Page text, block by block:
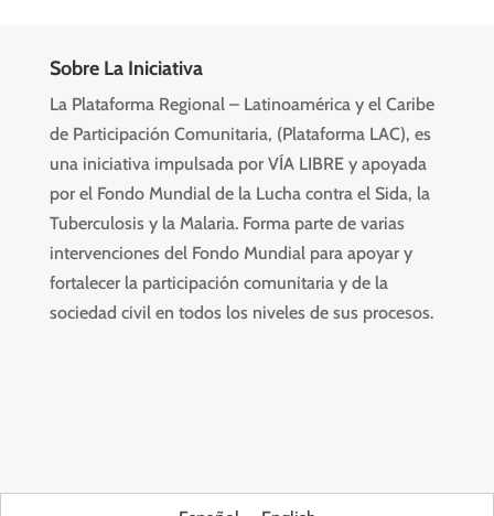
Sobre La Iniciativa
La Plataforma Regional – Latinoamérica y el Caribe
de Participación Comunitaria, (Plataforma LAC), es
una iniciativa impulsada por VÍA LIBRE y apoyada
por el Fondo Mundial de la Lucha contra el Sida, la
Tuberculosis y la Malaria. Forma parte de varias
intervenciones del Fondo Mundial para apoyar y
fortalecer la participación comunitaria y de la
sociedad civil en todos los niveles de sus procesos.